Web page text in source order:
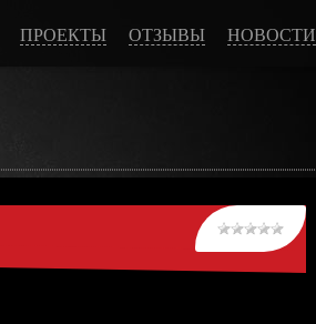
ПРОЕКТЫ ОТЗЫВЫ НОВОСТИ